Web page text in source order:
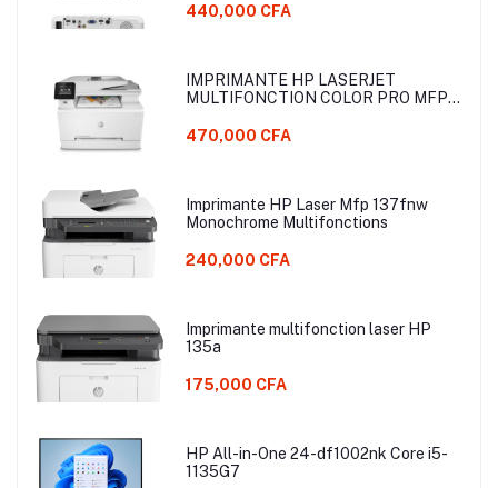
440,000 CFA
IMPRIMANTE HP LASERJET
MULTIFONCTION COLOR PRO MFP
470,000 CFA
Imprimante HP Laser Mfp 137fnw
Monochrome Multifonctions
240,000 CFA
Imprimante multifonction laser HP
135a
175,000 CFA
HP All-in-One 24-df1002nk Core i5-
1135G7